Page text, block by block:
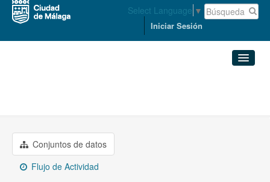
Select Language ▼
Iniciar Sesión
Grupos
Conjuntos de datos
Flujo de Actividad